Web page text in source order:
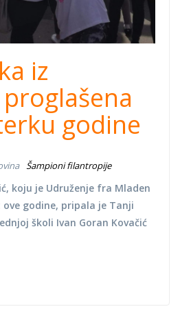
iz
godine
Šampioni filantropije
koju je Udruženje fra Mladen
godine, pripala je Tanji
školi Ivan Goran Kovačić